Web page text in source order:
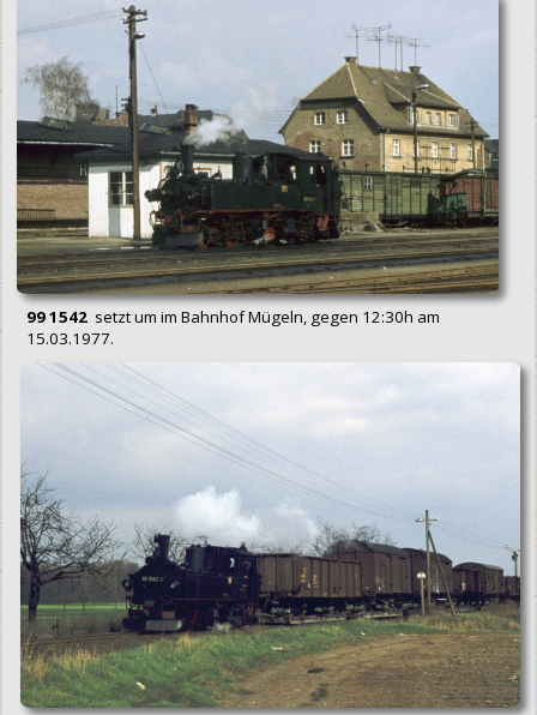
99 1542setzt um im Bahnhof Mügeln, gegen 12:30h am
15.03.1977.